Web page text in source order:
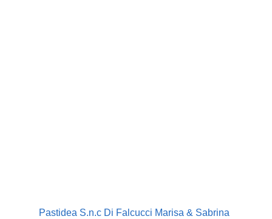
Pastidea S.n.c Di Falcucci Marisa & Sabrina